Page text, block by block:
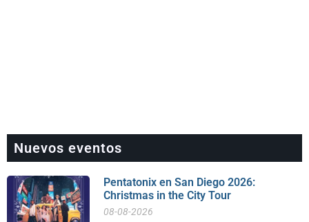
Nuevos eventos
Pentatonix en San Diego 2026:
Christmas in the City Tour
08-08-2026